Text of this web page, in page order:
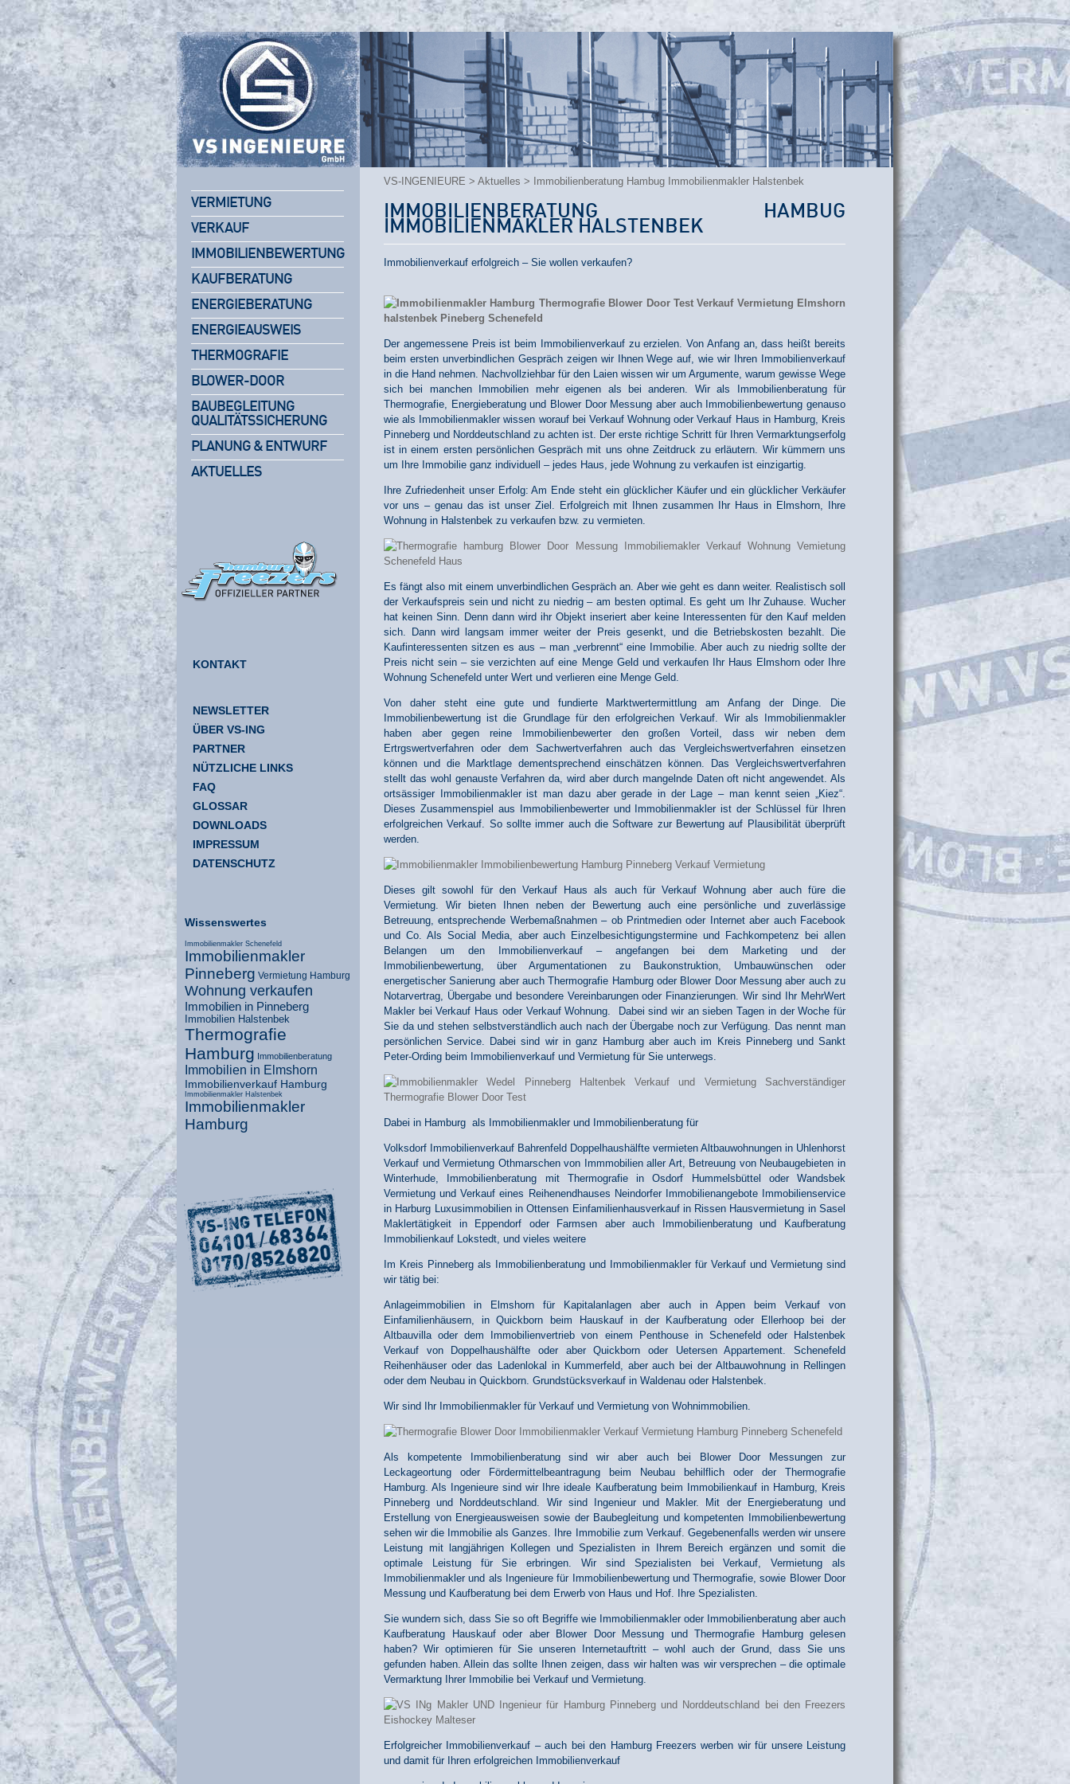
VS-INGENIEURE > Aktuelles > Immobilienberatung Hambug Immobilienmakler Halstenbek
IMMOBILIENBERATUNG HAMBUG
IMMOBILIENMAKLER HALSTENBEK
Immobilienverkauf erfolgreich – Sie wollen verkaufen?
Der angemessene Preis ist beim Immobilienverkauf zu erzielen. Von Anfang an, dass heißt bereits
beim ersten unverbindlichen Gespräch zeigen wir Ihnen Wege auf, wie wir Ihren Immobilienverkauf
in die Hand nehmen. Nachvollziehbar für den Laien wissen wir um Argumente, warum gewisse Wege
sich bei manchen Immobilien mehr eigenen als bei anderen. Wir als Immobilienberatung für
Thermografie, Energieberatung und Blower Door Messung aber auch Immobilienbewertung genauso
wie als Immobilienmakler wissen worauf bei Verkauf Wohnung oder Verkauf Haus in Hamburg, Kreis
Pinneberg und Norddeutschland zu achten ist. Der erste richtige Schritt für Ihren Vermarktungserfolg
ist in einem ersten persönlichen Gespräch mit uns ohne Zeitdruck zu erläutern. Wir kümmern uns
um Ihre Immobilie ganz individuell – jedes Haus, jede Wohnung zu verkaufen ist einzigartig.
Ihre Zufriedenheit unser Erfolg: Am Ende steht ein glücklicher Käufer und ein glücklicher Verkäufer
vor uns – genau das ist unser Ziel. Erfolgreich mit Ihnen zusammen Ihr Haus in Elmshorn, Ihre
Wohnung in Halstenbek zu verkaufen bzw. zu vermieten.
Es fängt also mit einem unverbindlichen Gespräch an. Aber wie geht es dann weiter. Realistisch soll
der Verkaufspreis sein und nicht zu niedrig – am besten optimal. Es geht um Ihr Zuhause. Wucher
hat keinen Sinn. Denn dann wird ihr Objekt inseriert aber keine Interessenten für den Kauf melden
sich. Dann wird langsam immer weiter der Preis gesenkt, und die Betriebskosten bezahlt. Die
Kaufinteressenten sitzen es aus – man „verbrennt“ eine Immobilie. Aber auch zu niedrig sollte der
Preis nicht sein – sie verzichten auf eine Menge Geld und verkaufen Ihr Haus Elmshorn oder Ihre
Wohnung Schenefeld unter Wert und verlieren eine Menge Geld.
Von daher steht eine gute und fundierte Marktwertermittlung am Anfang der Dinge. Die
Immobilienbewertung ist die Grundlage für den erfolgreichen Verkauf. Wir als Immobilienmakler
haben aber gegen reine Immobilienbewerter den großen Vorteil, dass wir neben dem
Ertrgswertverfahren oder dem Sachwertverfahren auch das Vergleichswertverfahren einsetzen
können und die Marktlage dementsprechend einschätzen können. Das Vergleichswertverfahren
stellt das wohl genauste Verfahren da, wird aber durch mangelnde Daten oft nicht angewendet. Als
ortsässiger Immobilienmakler ist man dazu aber gerade in der Lage – man kennt seien „Kiez“.
Dieses Zusammenspiel aus Immobilienbewerter und Immobilienmakler ist der Schlüssel für Ihren
erfolgreichen Verkauf. So sollte immer auch die Software zur Bewertung auf Plausibilität überprüft
werden.
Dieses gilt sowohl für den Verkauf Haus als auch für Verkauf Wohnung aber auch füre die
Vermietung. Wir bieten Ihnen neben der Bewertung auch eine persönliche und zuverlässige
Betreuung, entsprechende Werbemaßnahmen – ob Printmedien oder Internet aber auch Facebook
und Co. Als Social Media, aber auch Einzelbesichtigungstermine und Fachkompetenz bei allen
Belangen um den Immobilienverkauf – angefangen bei dem Marketing und der
Immobilienbewertung, über Argumentationen zu Baukonstruktion, Umbauwünschen oder
energetischer Sanierung aber auch Thermografie Hamburg oder Blower Door Messung aber auch zu
Notarvertrag, Übergabe und besondere Vereinbarungen oder Finanzierungen. Wir sind Ihr MehrWert
Makler bei Verkauf Haus oder Verkauf Wohnung. Dabei sind wir an sieben Tagen in der Woche für
Sie da und stehen selbstverständlich auch nach der Übergabe noch zur Verfügung. Das nennt man
persönlichen Service. Dabei sind wir in ganz Hamburg aber auch im Kreis Pinneberg und Sankt
Peter-Ording beim Immobilienverkauf und Vermietung für Sie unterwegs.
Dabei in Hamburg als Immobilienmakler und Immobilienberatung für
Volksdorf Immobilienverkauf Bahrenfeld Doppelhaushälfte vermieten Altbauwohnungen in Uhlenhorst
Verkauf und Vermietung Othmarschen von Immmobilien aller Art, Betreuung von Neubaugebieten in
Winterhude, Immobilienberatung mit Thermografie in Osdorf Hummelsbüttel oder Wandsbek
Vermietung und Verkauf eines Reihenendhauses Neindorfer Immobilienangebote Immobilienservice
in Harburg Luxusimmobilien in Ottensen Einfamilienhausverkauf in Rissen Hausvermietung in Sasel
Maklertätigkeit in Eppendorf oder Farmsen aber auch Immobilienberatung und Kaufberatung
Immobilienkauf Lokstedt, und vieles weitere
Im Kreis Pinneberg als Immobilienberatung und Immobilienmakler für Verkauf und Vermietung sind
wir tätig bei:
Anlageimmobilien in Elmshorn für Kapitalanlagen aber auch in Appen beim Verkauf von
Einfamilienhäusern, in Quickborn beim Hauskauf in der Kaufberatung oder Ellerhoop bei der
Altbauvilla oder dem Immobilienvertrieb von einem Penthouse in Schenefeld oder Halstenbek
Verkauf von Doppelhaushälfte oder aber Quickborn oder Uetersen Appartement. Schenefeld
Reihenhäuser oder das Ladenlokal in Kummerfeld, aber auch bei der Altbauwohnung in Rellingen
oder dem Neubau in Quickborn. Grundstücksverkauf in Waldenau oder Halstenbek.
Wir sind Ihr Immobilienmakler für Verkauf und Vermietung von Wohnimmobilien.
Als kompetente Immobilienberatung sind wir aber auch bei Blower Door Messungen zur
Leckageortung oder Fördermittelbeantragung beim Neubau behilflich oder der Thermografie
Hamburg. Als Ingenieure sind wir Ihre ideale Kaufberatung beim Immobilienkauf in Hamburg, Kreis
Pinneberg und Norddeutschland. Wir sind Ingenieur und Makler. Mit der Energieberatung und
Erstellung von Energieausweisen sowie der Baubegleitung und kompetenten Immobilienbewertung
sehen wir die Immobilie als Ganzes. Ihre Immobilie zum Verkauf. Gegebenenfalls werden wir unsere
Leistung mit langjährigen Kollegen und Spezialisten in Ihrem Bereich ergänzen und somit die
optimale Leistung für Sie erbringen. Wir sind Spezialisten bei Verkauf, Vermietung als
Immobilienmakler und als Ingenieure für Immobilienbewertung und Thermografie, sowie Blower Door
Messung und Kaufberatung bei dem Erwerb von Haus und Hof. Ihre Spezialisten.
Sie wundern sich, dass Sie so oft Begriffe wie Immobilienmakler oder Immobilienberatung aber auch
Kaufberatung Hauskauf oder aber Blower Door Messung und Thermografie Hamburg gelesen
haben? Wir optimieren für Sie unseren Internetauftritt – wohl auch der Grund, dass Sie uns
gefunden haben. Allein das sollte Ihnen zeigen, dass wir halten was wir versprechen – die optimale
Vermarktung Ihrer Immobilie bei Verkauf und Vermietung.
Erfolgreicher Immobilienverkauf – auch bei den Hamburg Freezers werben wir für unsere Leistung
und damit für Ihren erfolgreichen Immobilienverkauf
VERMIETUNG
VERKAUF
IMMOBILIENBEWERTUNG
KAUFBERATUNG
ENERGIEBERATUNG
ENERGIEAUSWEIS
THERMOGRAFIE
BLOWER-DOOR
BAUBEGLEITUNG
QUALITÄTSSICHERUNG
PLANUNG & ENTWURF
AKTUELLES
KONTAKT
NEWSLETTER
ÜBER VS-ING
PARTNER
NÜTZLICHE LINKS
FAQ
GLOSSAR
DOWNLOADS
IMPRESSUM
DATENSCHUTZ
Wissenswertes
Immobilienmakler Schenefeld
Immobilienmakler
Pinneberg Vermietung Hamburg
Wohnung verkaufen
Immobilien in Pinneberg
Immobilien Halstenbek
Thermografie
Hamburg Immobilienberatung
Immobilien in Elmshorn
Immobilienverkauf Hamburg
Immobilienmakler Halstenbek
Immobilienmakler
Hamburg